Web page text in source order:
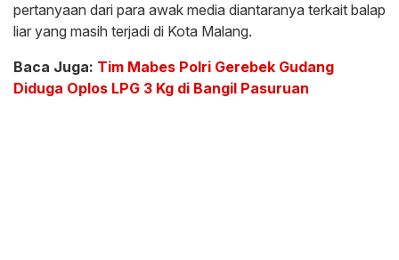
pertanyaan dari para awak media diantaranya terkait balap
liar yang masih terjadi di Kota Malang.
Baca Juga: Tim Mabes Polri Gerebek Gudang
Diduga Oplos LPG 3 Kg di Bangil Pasuruan